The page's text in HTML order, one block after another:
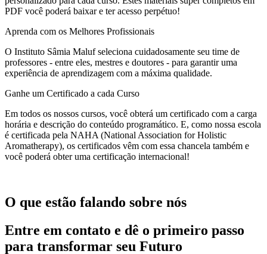
PDF você poderá baixar e ter acesso perpétuo!
Aprenda com os Melhores Profissionais
O Instituto Sâmia Maluf seleciona cuidadosamente seu time de
professores - entre eles, mestres e doutores - para garantir uma
experiência de aprendizagem com a máxima qualidade.
Ganhe um Certificado a cada Curso
Em todos os nossos cursos, você obterá um certificado com a carga
horária e descrição do conteúdo programático. E, como nossa escola
é certificada pela NAHA (National Association for Holistic
Aromatherapy), os certificados vêm com essa chancela também e
você poderá obter uma certificação internacional!
O que estão falando sobre nós
Entre em contato e dê o primeiro passo
para transformar seu Futuro